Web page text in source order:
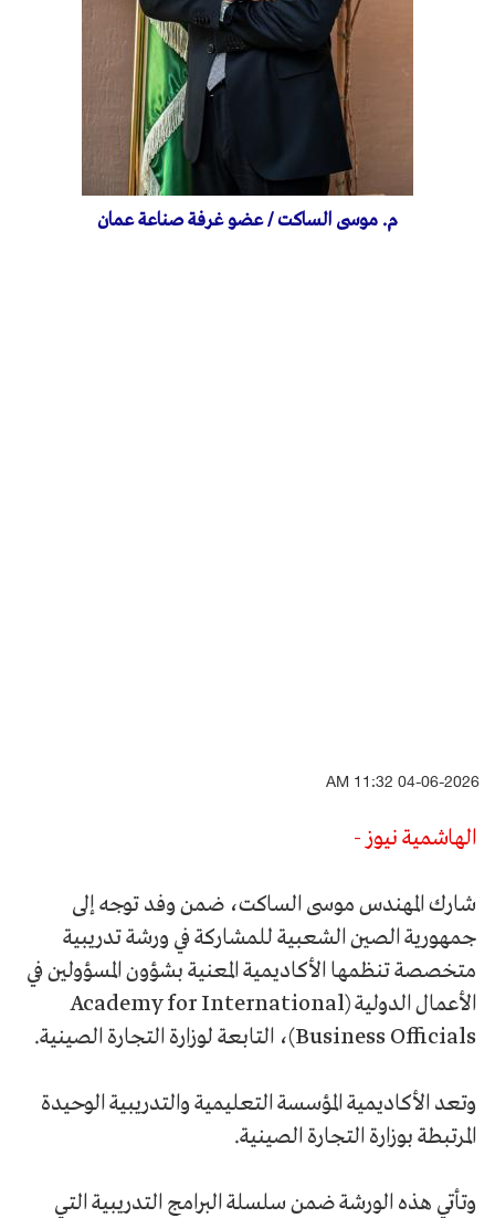
م. موسى الساكت / عضو غرفة صناعة عمان
04-06-2026 11:32 AM
الهاشمية نيوز -
شارك المهندس موسى الساكت، ضمن وفد توجه إلى
جمهورية الصين الشعبية للمشاركة في ورشة تدريبية
متخصصة تنظمها الأكاديمية المعنية بشؤون المسؤولين في
الأعمال الدولية (Academy for International
Business Officials)، التابعة لوزارة التجارة الصينية.
وتعد الأكاديمية المؤسسة التعليمية والتدريبية الوحيدة
المرتبطة بوزارة التجارة الصينية.
وتأتي هذه الورشة ضمن سلسلة البرامج التدريبية التي